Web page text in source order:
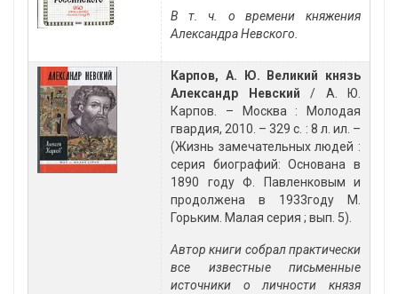
В т. ч. о времени княжения
Александра Невского.
Карпов, А. Ю. Великий князь
Александр Невский / А. Ю.
Карпов. – Москва : Молодая
гвардия, 2010. – 329 с. : 8 л. ил. –
(Жизнь замечательных людей :
серия биографий: Основана в
1890 году Ф. Павленковым и
продолжена в 1933году М.
Горьким. Малая серия ; вып. 5).
Автор книги собрал практически
все известные письменные
источники о личности князя